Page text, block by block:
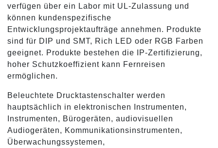
verfügen über ein Labor mit UL-Zulassung und
können kundenspezifische
Entwicklungsprojektaufträge annehmen. Produkte
sind für DIP und SMT, Rich LED oder RGB Farben
geeignet. Produkte bestehen die IP-Zertifizierung,
hoher Schutzkoeffizient kann Fernreisen
ermöglichen.
Beleuchtete Drucktastenschalter werden
hauptsächlich in elektronischen Instrumenten,
Instrumenten, Bürogeräten, audiovisuellen
Audiogeräten, Kommunikationsinstrumenten,
Überwachungssystemen,